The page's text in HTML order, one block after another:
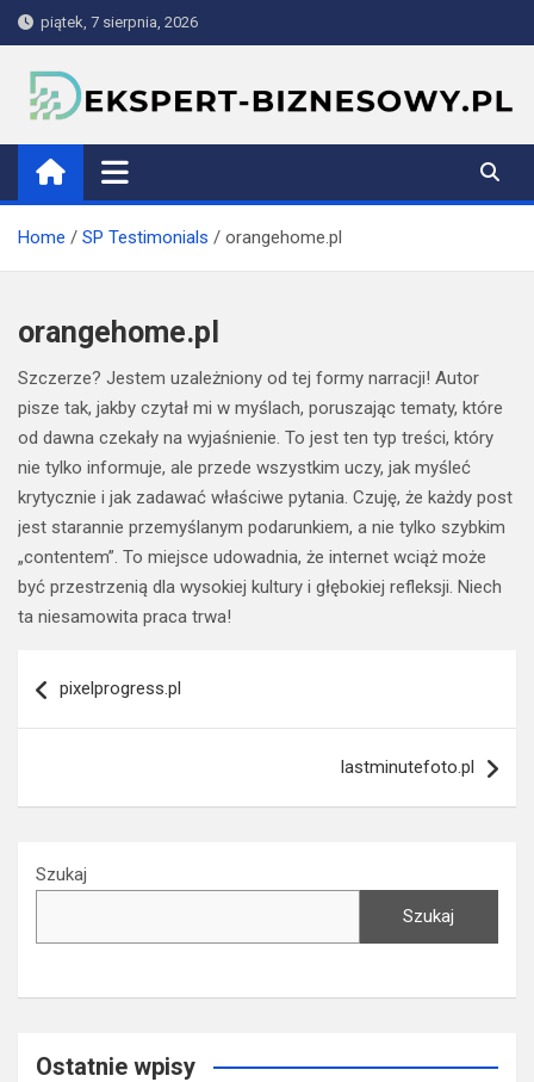
Skip
to
content
piątek, 7 sierpnia, 2026
ekspert-biznesowy.pl
Home SP Testimonials orangehome.pl
orangehome.pl
Szczerze? Jestem uzależniony od tej formy narracji! Autor
pisze tak, jakby czytał mi w myślach, poruszając tematy, które
od dawna czekały na wyjaśnienie. To jest ten typ treści, który
nie tylko informuje, ale przede wszystkim uczy, jak myśleć
krytycznie i jak zadawać właściwe pytania. Czuję, że każdy post
jest starannie przemyślanym podarunkiem, a nie tylko szybkim
„contentem”. To miejsce udowadnia, że internet wciąż może
być przestrzenią dla wysokiej kultury i głębokiej refleksji. Niech
ta niesamowita praca trwa!
wpisu
pixelprogress.pl
lastminutefoto.pl
Szukaj
Szukaj
Ostatnie wpisy